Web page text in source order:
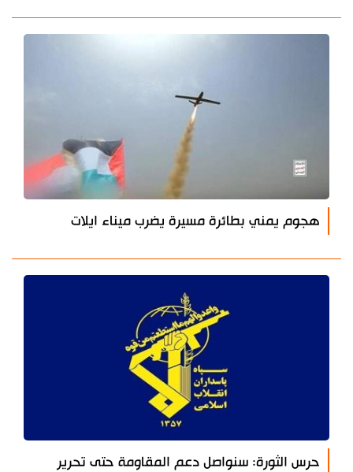
هجوم يمني بطائرة مسيرة يضرب ميناء ايلات
حرس الثورة: سنواصل دعم المقاومة حتى تحرير